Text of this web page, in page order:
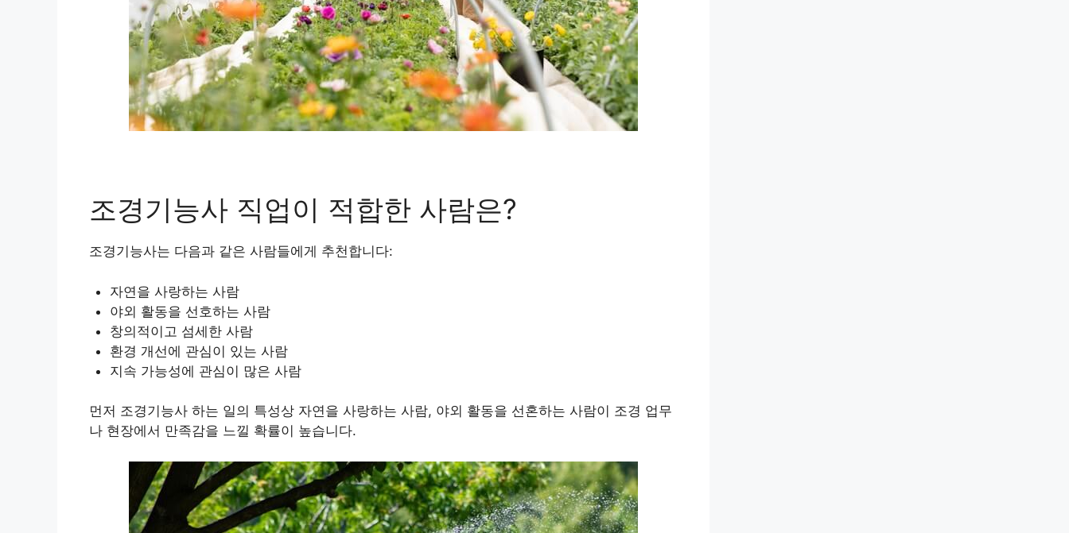
조경기능사 직업이 적합한 사람은?
조경기능사는 다음과 같은 사람들에게 추천합니다:
자연을 사랑하는 사람
야외 활동을 선호하는 사람
창의적이고 섬세한 사람
환경 개선에 관심이 있는 사람
지속 가능성에 관심이 많은 사람
먼저 조경기능사 하는 일의 특성상 자연을 사랑하는 사람, 야외 활동을 선혼하는 사람이 조경 업무
나 현장에서 만족감을 느낄 확률이 높습니다.